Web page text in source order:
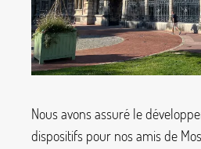
Nous avons assuré le
dispositifs pour nos amis de